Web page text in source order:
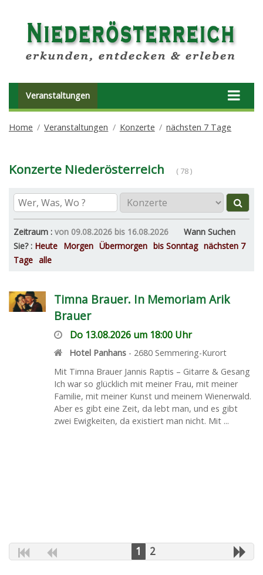
Veranstaltungen
Home Veranstaltungen Konzerte nächsten 7 Tage
Konzerte Niederösterreich ( 78 )
Zeitraum : von 09.08.2026 bis 16.08.2026
Wann Suchen
Sie? : Heute Morgen Übermorgen bis Sonntag nächsten 7
Tage alle
Timna Brauer. In Memoriam Arik
Brauer
Do 13.08.2026 um 18:00 Uhr
Hotel Panhans - 2680 Semmering-Kurort
Mit Timna Brauer Jannis Raptis – Gitarre & Gesang
Ich war so glücklich mit meiner Frau, mit meiner
Familie, mit meiner Kunst und meinem Wienerwald.
Aber es gibt eine Zeit, da lebt man, und es gibt
zwei Ewigkeiten, da existiert man nicht. Mit ...
1 2